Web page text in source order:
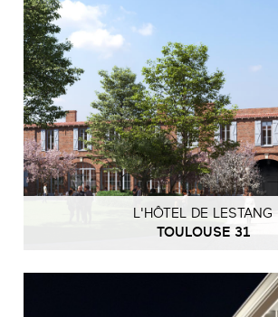
L'HÔTEL DE LESTANG
TOULOUSE 31